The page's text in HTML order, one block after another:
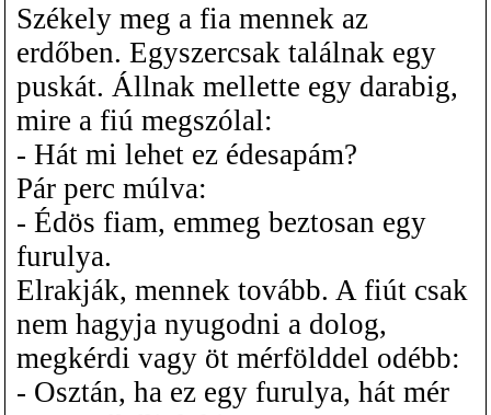
Székely meg a fia mennek az
erdőben. Egyszercsak találnak egy
puskát. Állnak mellette egy darabig,
mire a fiú megszólal:
- Hát mi lehet ez édesapám?
Pár perc múlva:
- Édös fiam, emmeg beztosan egy
furulya.
Elrakják, mennek tovább. A fiút csak
nem hagyja nyugodni a dolog,
megkérdi vagy öt mérfölddel odébb:
- Osztán, ha ez egy furulya, hát mér